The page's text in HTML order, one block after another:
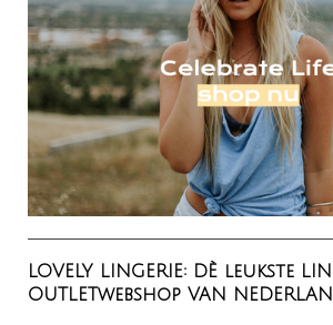
LOVELY LINGERIE: DÈ leukste
OUTLETwebshop VAN